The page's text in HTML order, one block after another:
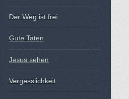
Der Weg ist frei
Gute Taten
Jesus sehen
Vergesslichkeit